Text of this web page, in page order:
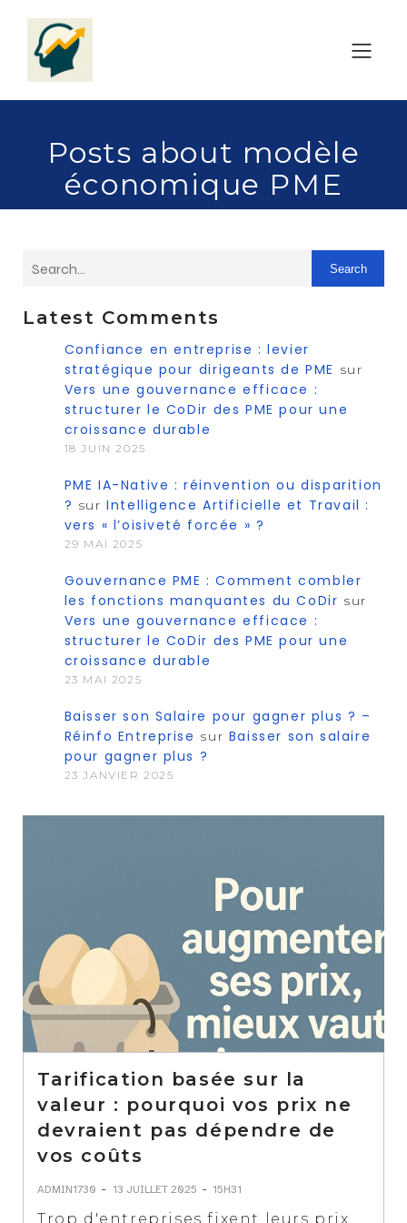
Posts about modèle
économique PME
Search
Latest Comments
Confiance en entreprise : levier
stratégique pour dirigeants de PME sur
Vers une gouvernance efficace :
structurer le CoDir des PME pour une
croissance durable
18 JUIN 2025
PME IA-Native : réinvention ou disparition
? surIntelligence Artificielle et Travail :
vers « l’oisiveté forcée » ?
29 MAI 2025
Gouvernance PME : Comment combler
les fonctions manquantes du CoDir sur
Vers une gouvernance efficace :
structurer le CoDir des PME pour une
croissance durable
23 MAI 2025
Baisser son Salaire pour gagner plus ? –
Réinfo Entreprise sur Baisser son salaire
pour gagner plus ?
23 JANVIER 2025
Tarification basée sur la
valeur : pourquoi vos prix ne
devraient pas dépendre de
vos coûts
ADMIN1730 - 13 JUILLET 2025 - 15H31
Trop d'entreprises fixent leurs prix